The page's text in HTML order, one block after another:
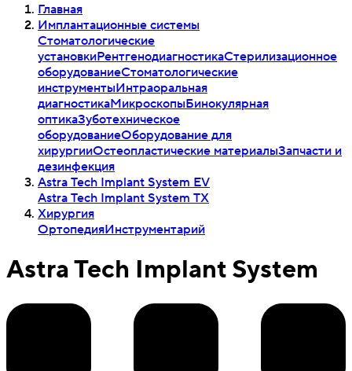
Главная
Имплантационные системы
Стоматологические
установкиРентгенодиагностикаСтерилизационное
оборудованиеСтоматологические
инструментыИнтраоральная
диагностикаМикроскопыБинокулярная
оптикаЗуботехническое
оборудованиеОборудование для
хирургииОстеопластические материалыЗапчасти и
дезинфекция
Astra Tech Implant System EV
Astra Tech Implant System TX
Хирургия
ОртопедияИнструментарий
Astra Tech Implant System